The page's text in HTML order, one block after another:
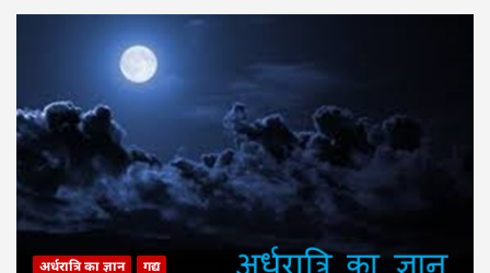
अर्धरात्रि का ज्ञान गद्य